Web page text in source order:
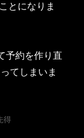
とになりま
予約を作り直
てしまいま
得